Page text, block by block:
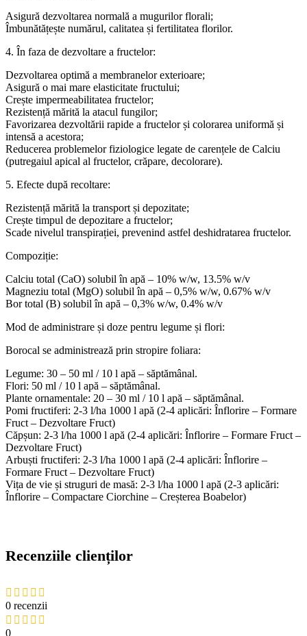
Asigură dezvoltarea normală a mugurilor florali;
Îmbunătățește numărul, calitatea și fertilitatea florilor.
4. În faza de dezvoltare a fructelor:
Dezvoltarea optimă a membranelor exterioare;
Asigură o mai mare elasticitate fructului;
Crește impermeabilitatea fructelor;
Rezistență mărită la atacul fungilor;
Favorizarea dezvoltării rapide a fructelor și colorarea uniformă și
intensă a acestora;
Reducerea problemelor fiziologice legate de carențele de Calciu
(putregaiul apical al fructelor, crăpare, decolorare).
5. Efecte după recoltare:
Rezistență mărită la transport și depozitate;
Crește timpul de depozitare a fructelor;
Scade nivelul transpirației, prevenind astfel deshidratarea fructelor.
Compoziție:
Calciu total (CaO) solubil în apă – 10% w/w, 13.5% w/v
Magneziu total (MgO) solubil în apă – 0,5% w/w, 0.67% w/v
Bor total (B) solubil în apă – 0,3% w/w, 0.4% w/v
Mod de administrare și doze pentru legume și flori:
Borocal se administrează prin stropire foliara:
Legume: 30 – 50 ml / 10 l apă – săptămânal.
Flori: 50 ml / 10 l apă – săptămânal.
Plante ornamentale: 20 – 30 ml / 10 l apă – săptămânal.
Pomi fructiferi: 2-3 l/ha 1000 l apă (2-4 aplicări: Înflorire – Formare
Fruct – Dezvoltare Fruct)
Căpșun: 2-3 l/ha 1000 l apă (2-4 aplicări: Înflorire – Formare Fruct –
Dezvoltare Fruct)
Arbuști fructiferi: 2-3 l/ha 1000 l apă (2-4 aplicări: Înflorire –
Formare Fruct – Dezvoltare Fruct)
Vița de vie și struguri de masă: 2-3 l/ha 1000 l apă (2-3 aplicări:
Înflorire – Compactare Ciorchine – Creșterea Boabelor)
Recenziile clienților
0 recenzii
0